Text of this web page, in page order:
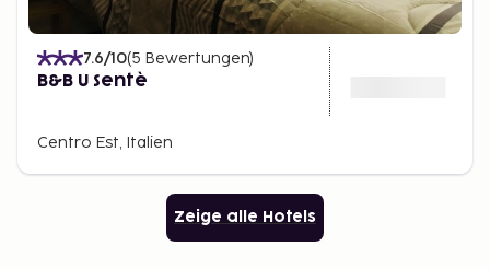
7.6/10(5 Bewertungen)
B&B U Sentè
Centro Est, Italien
Zeige alle Hotels